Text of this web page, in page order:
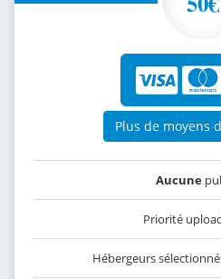
Plus de moyens
Aucune
Priorité
Hébergeurs